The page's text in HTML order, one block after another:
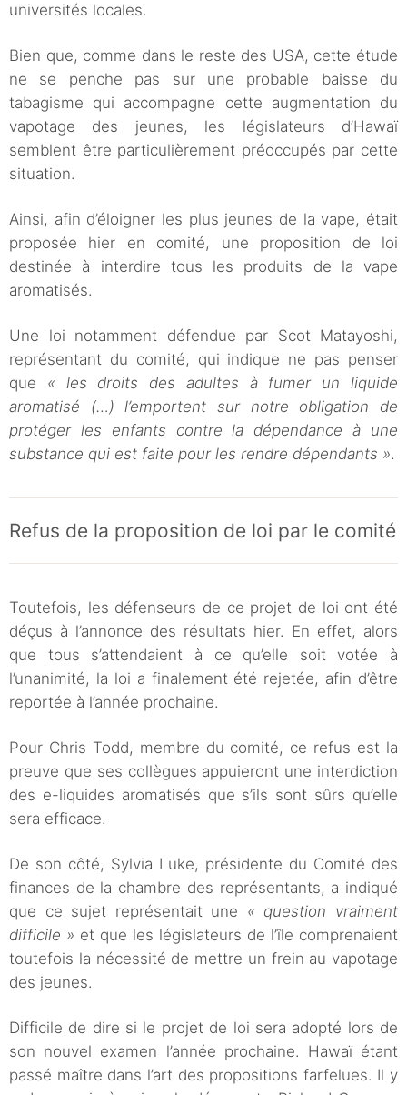
universités locales.
Bien que, comme dans le reste des USA, cette étude
ne se penche pas sur une probable baisse du
tabagisme qui accompagne cette augmentation du
vapotage des jeunes, les législateurs d’Hawaï
semblent être particulièrement préoccupés par cette
situation.
Ainsi, afin d’éloigner les plus jeunes de la vape, était
proposée hier en comité, une proposition de loi
destinée à interdire tous les produits de la vape
aromatisés.
Une loi notamment défendue par Scot Matayoshi,
représentant du comité, qui indique ne pas penser
que « les droits des adultes à fumer un liquide
aromatisé (…) l’emportent sur notre obligation de
protéger les enfants contre la dépendance à une
substance qui est faite pour les rendre dépendants ».
Refus de la proposition de loi par le comité
Toutefois, les défenseurs de ce projet de loi ont été
déçus à l’annonce des résultats hier. En effet, alors
que tous s’attendaient à ce qu’elle soit votée à
l’unanimité, la loi a finalement été rejetée, afin d’être
reportée à l’année prochaine.
Pour Chris Todd, membre du comité, ce refus est la
preuve que ses collègues appuieront une interdiction
des e-liquides aromatisés que s’ils sont sûrs qu’elle
sera efficace.
De son côté, Sylvia Luke, présidente du Comité des
finances de la chambre des représentants, a indiqué
que ce sujet représentait une « question vraiment
difficile » et que les législateurs de l’île comprenaient
toutefois la nécessité de mettre un frein au vapotage
des jeunes.
Difficile de dire si le projet de loi sera adopté lors de
son nouvel examen l’année prochaine. Hawaï étant
passé maître dans l’art des propositions farfelues. Il y